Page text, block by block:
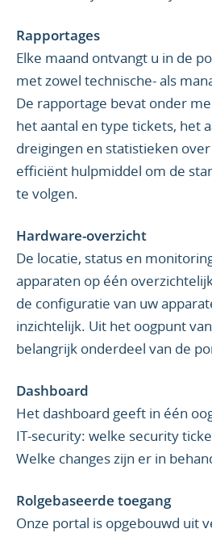
Rapportages
Elke maand ontvangt u in de
met zowel technische- als
De rapportage bevat onder
het aantal en type tickets, het
dreigingen en statistieken
efficiënt hulpmiddel om de
te volgen.
Hardware-overzicht
De locatie, status en
apparaten op één
de configuratie van uw
inzichtelijk. Uit het oogpunt van
belangrijk onderdeel van de
Dashboard
Het dashboard geeft in één
IT-security: welke security
Welke changes zijn er in
Rolgebaseerde toegang
Onze portal is opgebouwd uit